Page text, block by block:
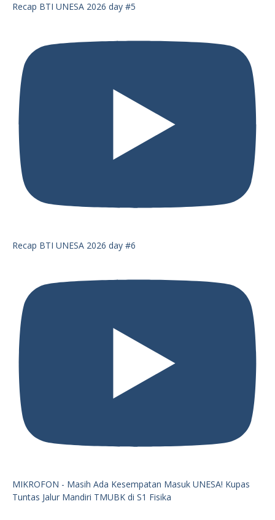
Recap BTI UNESA 2026 day #5
Recap BTI UNESA 2026 day #6
MIKROFON - Masih Ada Kesempatan Masuk UNESA! Kupas
Tuntas Jalur Mandiri TMUBK di S1 Fisika